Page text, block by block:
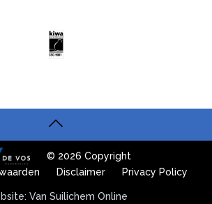
© 2026 Copyright
Disclaimer Privacy Policy
Van Suilichem Online